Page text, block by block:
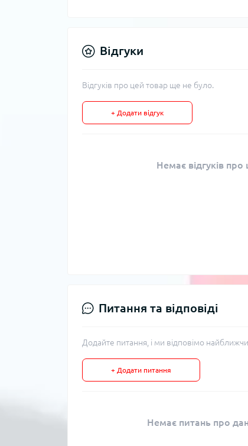
Відгуки
Відгуків про цей товар ще не було.
+ Додати відгук
Немає відгуків
Питання та відповіді
Додайте питання, і ми відповімо
+ Додати питання
Немає питань про